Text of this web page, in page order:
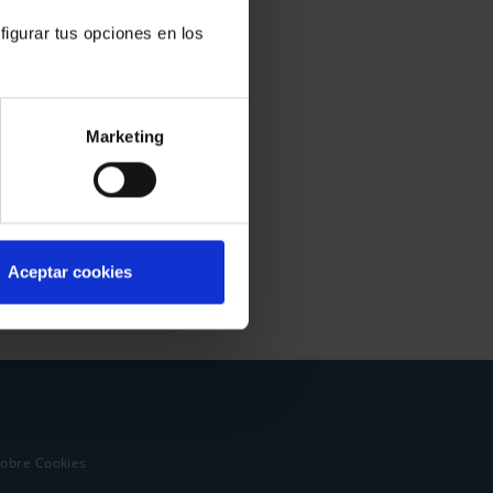
tus opciones en los
Marketing
Aceptar cookies
Cookies